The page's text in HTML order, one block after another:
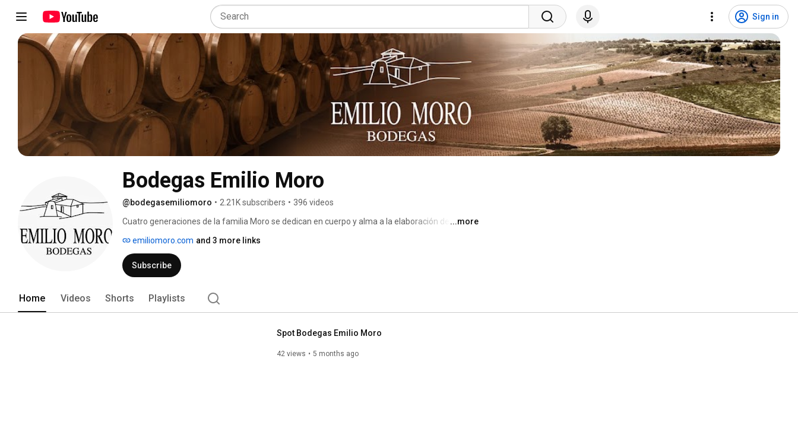
Sign in
Bodegas Emilio Moro
@bodegasemiliomoro • 2.21K subscribers • 396 videos
Cuatro generaciones de la familia Moro se dedican en cuerpo y alma a la elaboración de vino
Emilio, sembró. El proyecto de Bodegas Emilio Moro viaja desde Ribera del Duero hasta El
Bierzo con 14 referencias en el mercado y presencia en más de 70 países.
...more
emiliomoro.com and 3 more links
Subscribe
Home Videos Shorts Playlists
Spot Bodegas Emilio Moro
42 views 5 months ago